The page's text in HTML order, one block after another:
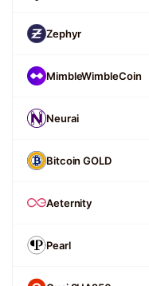
Zephyr
MimbleWimbleCoin
Neurai
Bitcoin GOLD
Aeternity
Pearl